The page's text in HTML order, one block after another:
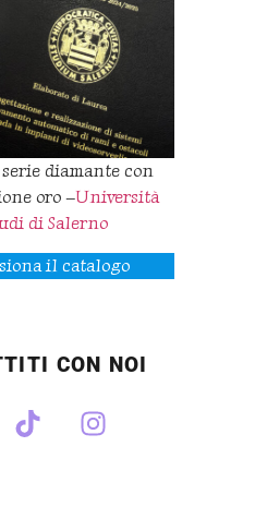
diamante con
oro –Università
di Salerno
il catalogo
CON NOI